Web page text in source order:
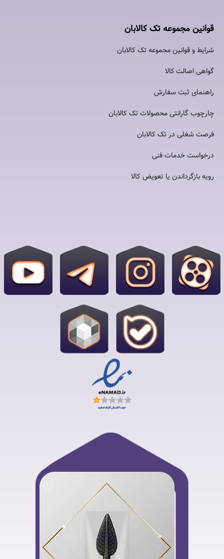
قوانین مجموعه تک کالابان
شرایط و قوانین مجموعه تک کالابان
گواهی اصالت كالا
راهنمای ثبت سفارش
چارچوب گارانتی محصولات تک کالابان
فرصت شغلی در تک کالابان
درخواست خدمات فنی
رویه بازگرداندن یا تعویض کالا